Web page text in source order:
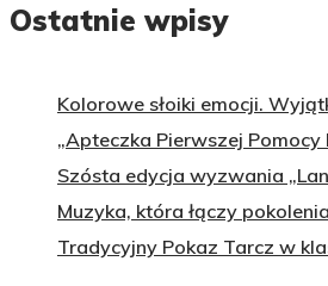
Ostatnie wpisy
Kolorowe słoiki emocji.
„Apteczka Pierwszej
Szósta edycja wyzwania
Muzyka, która łączy
Tradycyjny Pokaz Tarcz w